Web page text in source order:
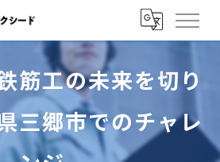
筋工の未来を切り
三郷市でのチャレ